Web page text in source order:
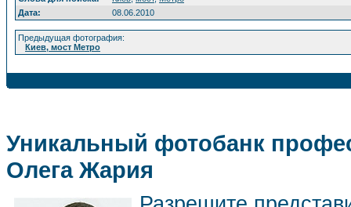
Дата:
08.06.2010
Предыдущая фотография:
Киев, мост Метро
Уникальный фотобанк
Олега Жария